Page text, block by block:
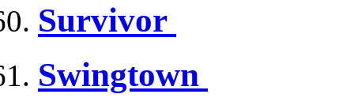
Survivor
Swingtown